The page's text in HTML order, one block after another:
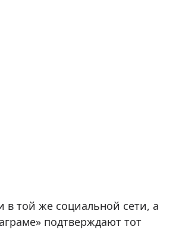
в той же социальной сети, а
подтверждают тот